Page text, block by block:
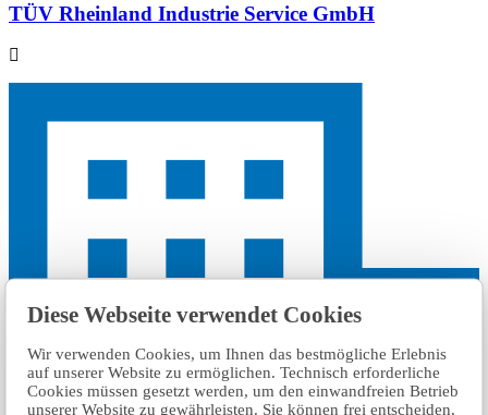
Diese Webseite verwendet Cookies
Wir verwenden Cookies, um Ihnen das bestmögliche Erlebnis
auf unserer Website zu ermöglichen. Technisch erforderliche
Cookies müssen gesetzt werden, um den einwandfreien Betrieb
unserer Website zu gewährleisten. Sie können frei entscheiden,
TÜV Rheinland Industrie Service GmbH